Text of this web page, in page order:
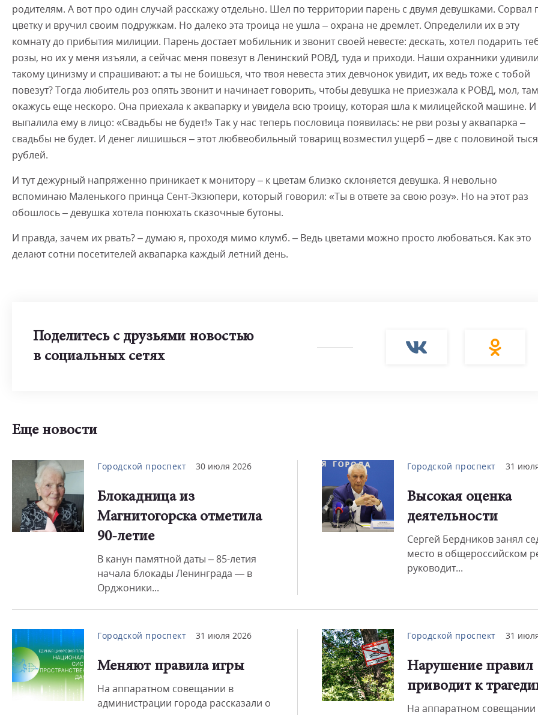
родителям. А вот про один случай расскажу отдельно. Шел по территории парень с двумя девушками. Сорвал
цветку и вручил своим подружкам. Но далеко эта троица не ушла – охрана не дремлет. Определили их в эту
комнату до прибытия милиции. Парень достает мобильник и звонит своей невесте: дескать, хотел подарить
розы, но их у меня изъяли, а сейчас меня повезут в Ленинский РОВД, туда и приходи. Наши охранники
такому цинизму и спрашивают: а ты не боишься, что твоя невеста этих девчонок увидит, их ведь тоже с тобой
повезут? Тогда любитель роз опять звонит и начинает говорить, чтобы девушка не приезжала к РОВД, мол, там
окажусь еще нескоро. Она приехала к аквапарку и увидела всю троицу, которая шла к милицейской машине. И
выпалила ему в лицо: «Свадьбы не будет!» Так у нас теперь пословица появилась: не рви розы у аквапарка –
свадьбы не будет. И денег лишишься – этот любвеобильный товарищ возместил ущерб – две с половиной
рублей.
И тут дежурный напряженно приникает к монитору – к цветам близко склоняется девушка. Я невольно
вспоминаю Маленького принца Сент-Экзюпери, который говорил: «Ты в ответе за свою розу». Но на этот раз
обошлось – девушка хотела понюхать сказочные бутоны.
И правда, зачем их рвать? – думаю я, проходя мимо клумб. – Ведь цветами можно просто любоваться. Как это
делают сотни посетителей аквапарка каждый летний день.
Поделитесь с друзьями новостью
в социальных сетях
Еще новости
Городской проспект 30 июля 2026
Блокадница из
Магнитогорска отметила
90-летие
В канун памятной даты – 85-летия
начала блокады Ленинграда — в
Орджоники...
Городской проспект 31
Высокая оценка
деятельности
Сергей Бердников занял
место в общероссийском
руководит...
Городской проспект 31 июля 2026
Меняют правила игры
На аппаратном совещании в
администрации города рассказали о
Городской проспект 31
Нарушение правил
приводит к
На аппаратном совещании